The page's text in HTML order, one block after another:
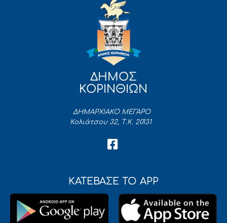
ΔΗΜΟΣ
ΚΟΡΙΝΘΙΩΝ
ΔΗΜΑΡΧΙΑΚΟ ΜΕΓΑΡΟ
Κολιάτσου 32, Τ.Κ. 20131
ΚΑΤΕΒΑΣΕ ΤΟ APP